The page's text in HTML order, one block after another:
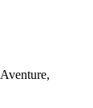
Aventure,